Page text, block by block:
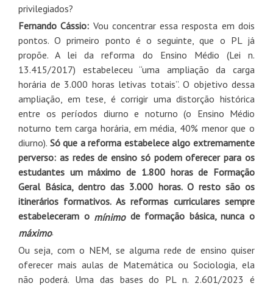
privilegiados?
Fernando Cássio: Vou concentrar essa resposta em dois
pontos. O primeiro ponto é o seguinte, que o PL já
propõe. A lei da reforma do Ensino Médio (Lei n.
13.415/2017) estabeleceu “uma ampliação da carga
horária de 3.000 horas letivas totais”. O objetivo dessa
ampliação, em tese, é corrigir uma distorção histórica
entre os períodos diurno e noturno (o Ensino Médio
noturno tem carga horária, em média, 40% menor que o
diurno). Só que a reforma estabelece algo extremamente
perverso: as redes de ensino só podem oferecer para os
estudantes um máximo de 1.800 horas de Formação
Geral Básica, dentro das 3.000 horas. O resto são os
itinerários formativos. As reformas curriculares sempre
estabeleceram o mínimode formação básica, nunca o
máximo.
Ou seja, com o NEM, se alguma rede de ensino quiser
oferecer mais aulas de Matemática ou Sociologia, ela
não poderá. Uma das bases do PL n. 2.601/2023 é